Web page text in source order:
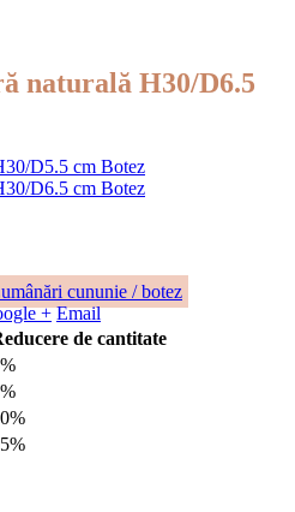
naturală H30/D6.5
D5.5 cm Botez
D6.5 cm Botez
cununie / botez
+ Email
de cantitate